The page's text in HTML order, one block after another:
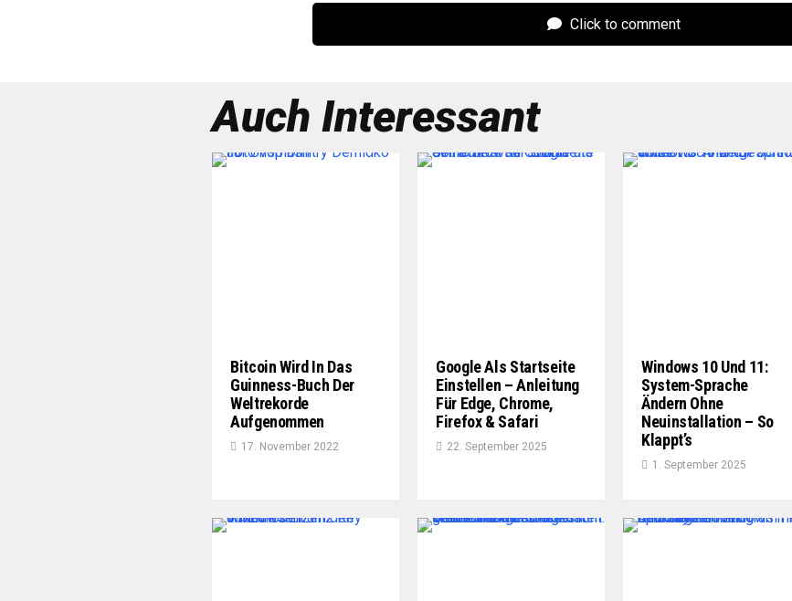
Click to comment
Auch Interessant
Bitcoin Wird In Das
Guinness-Buch Der
Weltrekorde
Aufgenommen
17. November 2022
Google Als Startseite
Einstellen – Anleitung
Für Edge, Chrome,
Firefox & Safari
22. September 2025
Windows 10 Und 11:
System-Sprache
Ändern Ohne
Neuinstallation – So
Klappt’s
1. September 2025